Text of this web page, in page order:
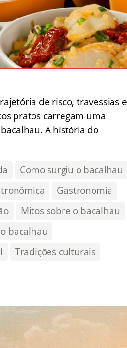
de risco, travessias e
pratos carregam uma
A história do
Como surgiu o bacalhau
Gastronomia
Mitos sobre o bacalhau
bacalhau
Tradições culturais